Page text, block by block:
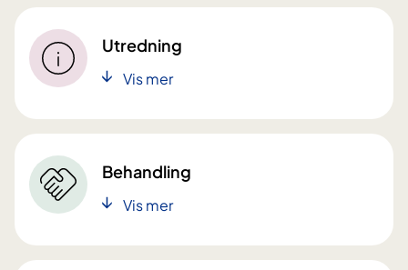
Utredning
Vis mer
Behandling
Vis mer